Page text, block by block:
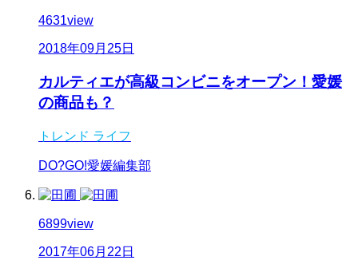
4631view
2018年09月25日
カルティエが高級コンビニをオープン！愛媛
の商品も？
トレンド ライフ
DO?GO!愛媛編集部
6899view
2017年06月22日